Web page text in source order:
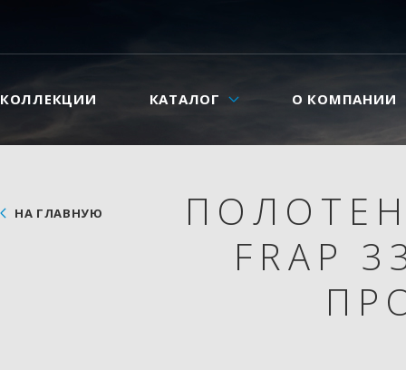
КОЛЛЕКЦИИ КАТАЛОГ О КОМПАНИИ
FRAP
НА ГЛАВНУЮ